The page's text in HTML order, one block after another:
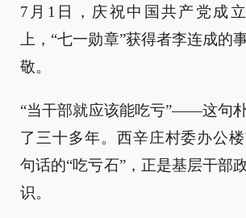
7月1日，庆祝中国共产党成
上，“七一勋章”获得者李连成的
敬。
“当干部就应该能吃亏”——这句
了三十多年。西辛庄村委办公
句话的“吃亏石”，正是基层干部
识。